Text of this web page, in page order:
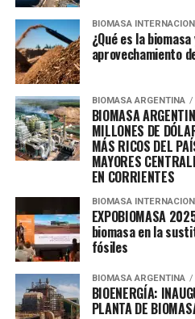
BIOMASA
¿Qué es la
aprovechamiento
BIOMASA ARGENTINA
BIOMASA
MILLONES DE
MÁS RICOS DEL
MAYORES
EN CORRIENTES
BIOMASA
EXPOBIOMASA
biomasa en la
fósiles
BIOMASA ARGENTINA
BIOENERGÍA:
PLANTA DE